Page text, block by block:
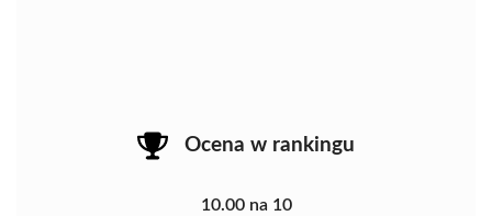
Ocena w rankingu
10.00 na 10